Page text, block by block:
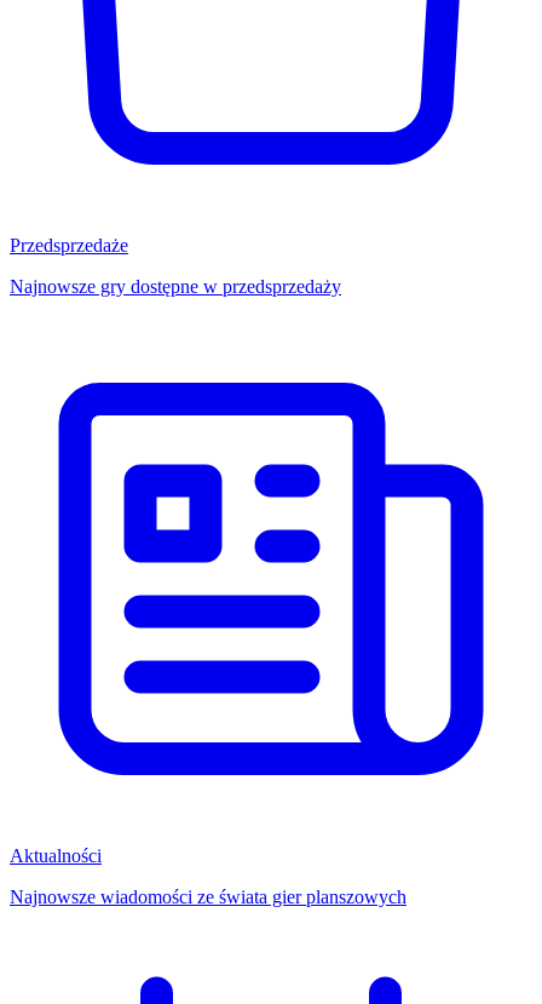
Przedsprzedaże
Najnowsze gry dostępne w przedsprzedaży
Aktualności
Najnowsze wiadomości ze świata gier planszowych